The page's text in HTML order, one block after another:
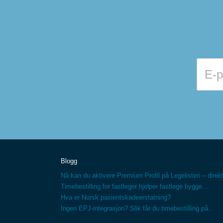
Blogg
Nå kan du aktivere Premium Profil på Legelisten –
Timebestilling for fastleger hjelper fastlege bygge...
Hva er Norsk pasientskadeerstatning?
Ingen EPJ-integrasjon? Slik får du timebestilling på...